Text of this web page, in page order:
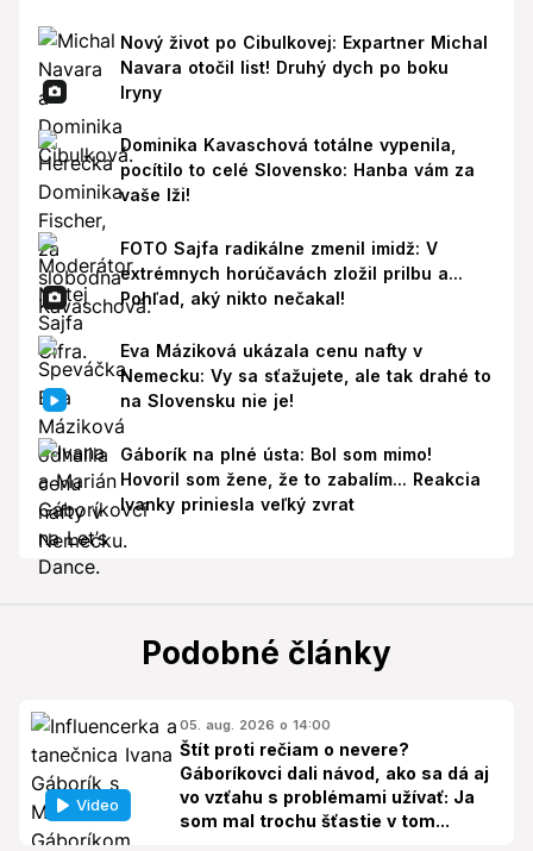
Nový život po Cibulkovej: Expartner Michal
Navara otočil list! Druhý dych po boku
Iryny
Dominika Kavaschová totálne vypenila,
pocítilo to celé Slovensko: Hanba vám za
vaše lži!
FOTO Sajfa radikálne zmenil imidž: V
extrémnych horúčavách zložil prilbu a...
Pohľad, aký nikto nečakal!
Eva Máziková ukázala cenu nafty v
Nemecku: Vy sa sťažujete, ale tak drahé to
na Slovensku nie je!
Gáborík na plné ústa: Bol som mimo!
Hovoril som žene, že to zabalím... Reakcia
Ivanky priniesla veľký zvrat
Podobné články
Video
05. aug. 2026 o 14:00
Štít proti rečiam o nevere?
Gáboríkovci dali návod, ako sa dá aj
vo vzťahu s problémami užívať: Ja
som mal trochu šťastie v tom...